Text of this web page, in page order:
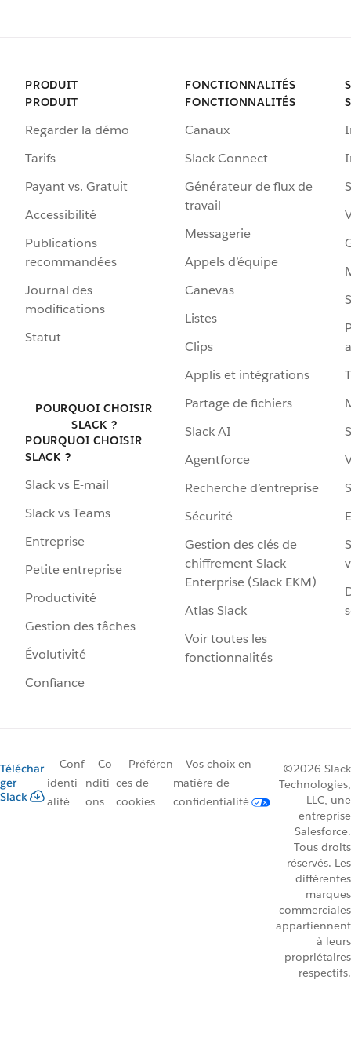
PRODUIT
PRODUIT
Regarder la démo
Tarifs
Payant vs. Gratuit
Accessibilité
Publications
recommandées
Journal des
modifications
Statut
POURQUOI CHOISIR
SLACK ?
POURQUOI CHOISIR
SLACK ?
Slack vs E-mail
Slack vs Teams
Entreprise
Petite entreprise
Productivité
Gestion des tâches
Évolutivité
Confiance
FONCTIONNALITÉS
FONCTIONNALITÉS
Canaux
Slack Connect
Générateur de flux de
travail
Messagerie
Appels d’équipe
Canevas
Listes
Clips
Applis et intégrations
Partage de fichiers
Slack AI
Agentforce
Recherche d’entreprise
Sécurité
Gestion des clés de
chiffrement Slack
Enterprise (Slack EKM)
Atlas Slack
Voir toutes les
fonctionnalités
Téléchar
ger
Slack
Conf
identi
alité
Co
nditi
ons
Préféren
ces de
cookies
Vos choix en
matière de
confidentialité
©2026 Slack
Technologies,
LLC, une
entreprise
Salesforce.
Tous droits
réservés. Les
différentes
marques
commerciales
appartiennent
à leurs
propriétaires
respectifs.